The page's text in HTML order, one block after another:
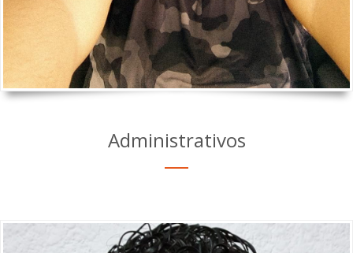
Administrativos